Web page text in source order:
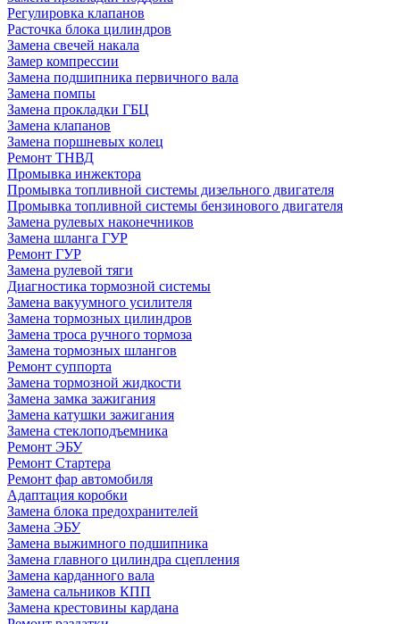
Регулировка клапанов
Расточка блока цилиндров
Замена свечей накала
Замер компрессии
Замена подшипника первичного вала
Замена помпы
Замена прокладки ГБЦ
Замена клапанов
Замена поршневых колец
Ремонт ТНВД
Промывка инжектора
Промывка топливной системы дизельного двигателя
Промывка топливной системы бензинового двигателя
Замена рулевых наконечников
Замена шланга ГУР
Ремонт ГУР
Замена рулевой тяги
Диагностика тормозной системы
Замена вакуумного усилителя
Замена тормозных цилиндров
Замена троса ручного тормоза
Замена тормозных шлангов
Ремонт суппорта
Замена тормозной жидкости
Замена замка зажигания
Замена катушки зажигания
Замена стеклоподъемника
Ремонт ЭБУ
Ремонт Стартера
Ремонт фар автомобиля
Адаптация коробки
Замена блока предохранителей
Замена ЭБУ
Замена выжимного подшипника
Замена главного цилиндра сцепления
Замена карданного вала
Замена сальников КПП
Замена крестовины кардана